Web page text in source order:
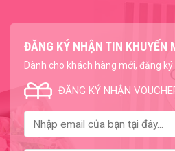
ĐĂNG KÝ NHẬN TIN KHUYẾN
Dành cho khách hàng mới, đăng
ĐĂNG KÝ NHẬN